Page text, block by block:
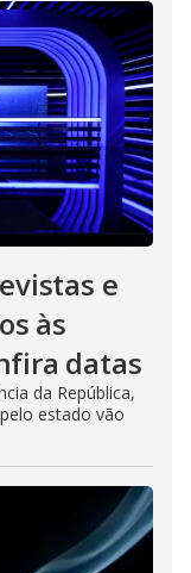
e
às
datas
da República,
estado vão